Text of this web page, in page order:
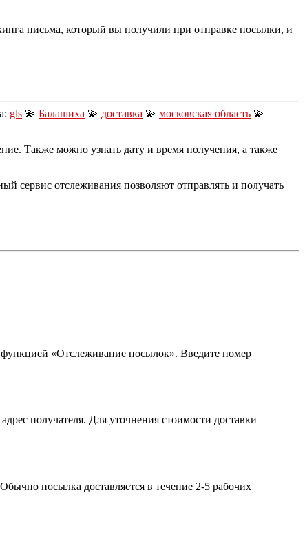
письма, который вы получили при отправке посылки, и
gls 💫 Балашиха 💫 доставка 💫 московская область 💫
Также можно узнать дату и время получения, а также
сервис отслеживания позволяют отправлять и получать
«Отслеживание посылок». Введите номер
получателя. Для уточнения стоимости доставки
посылка доставляется в течение 2-5 рабочих